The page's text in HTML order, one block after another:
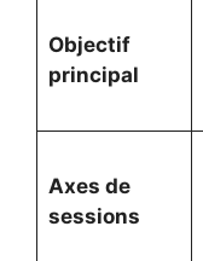
Objectif
principal
Axes de
sessions